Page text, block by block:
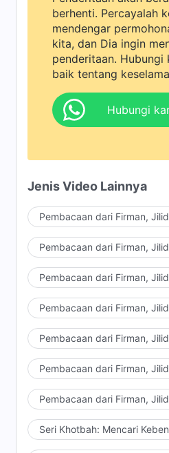
berhenti. Percayalah
mendengar
kita, dan Dia ingin
penderitaan. Hubungi
baik tentang
Hubungi
Jenis Video Lainnya
Pembacaan dari Firman,
Pembacaan dari Firman,
Pembacaan dari Firman,
Pembacaan dari Firman,
Pembacaan dari Firman,
Pembacaan dari Firman,
Pembacaan dari Firman,
Seri Khotbah: Mencari